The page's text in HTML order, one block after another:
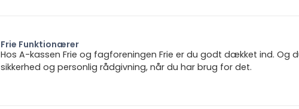
Frie Funktionærer
Hos A-kassen Frie og fagforeningen Frie er du godt dækket ind. Og
sikkerhed og personlig rådgivning, når du har brug for det.